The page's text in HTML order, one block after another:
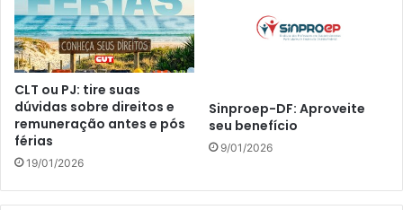
CLT ou PJ: tire suas
dúvidas sobre direitos e
remuneração antes e pós
férias
19/01/2026
Sinproep-DF: Aproveite
seu benefício
9/01/2026